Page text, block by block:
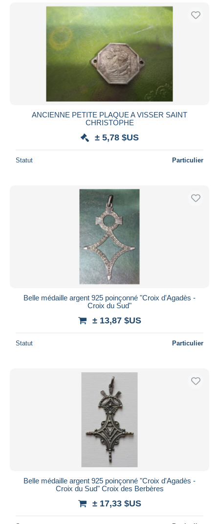
ANCIENNE PETITE PLAQUE A VISSER SAINT
CHRISTOPHE
± 5,78 $US
Statut Particulier
Belle médaille argent 925 poinçonné "Croix d'Agadès -
Croix du Sud"
± 13,87 $US
Statut Particulier
Belle médaille argent 925 poinçonné "Croix d'Agadès -
Croix du Sud" Croix des Berbères
± 17,33 $US